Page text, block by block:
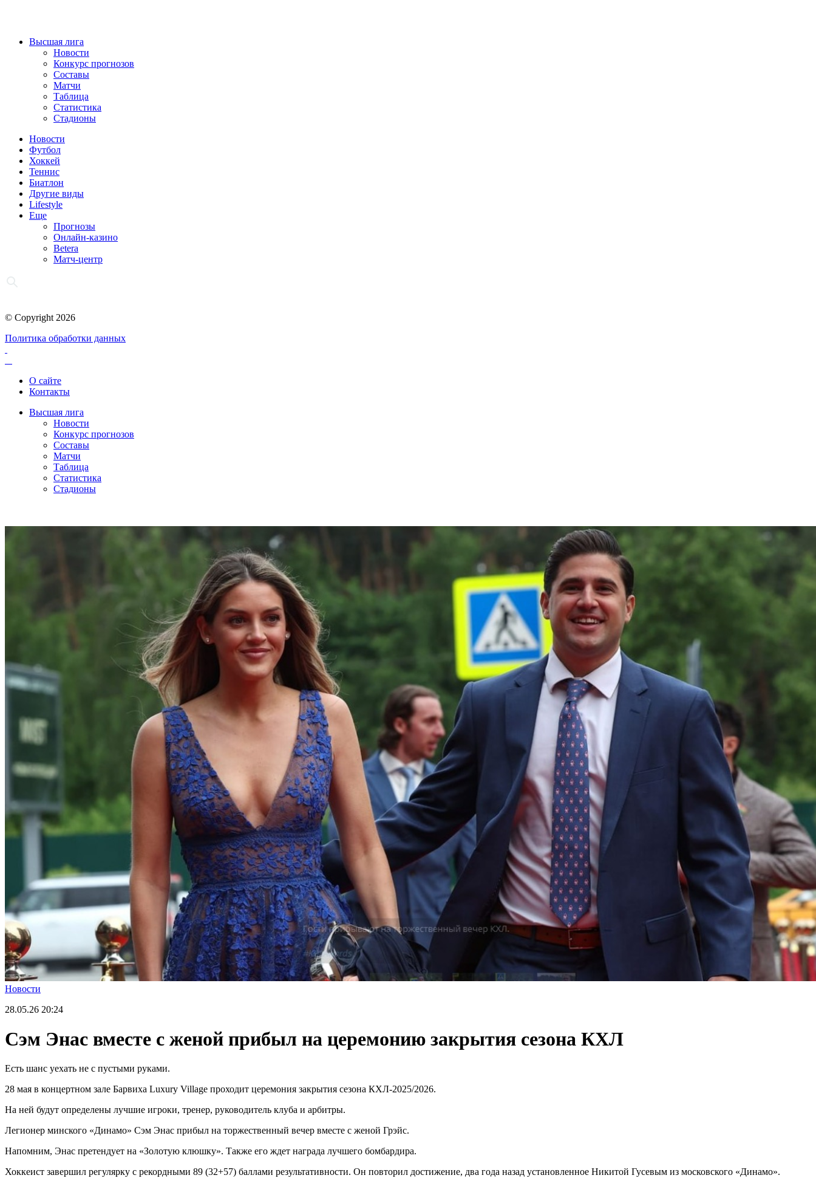
Высшая лига
Новости
Конкурс прогнозов
Составы
Матчи
Таблица
Статистика
Стадионы
Новости
Футбол
Хоккей
Теннис
Биатлон
Другие виды
Lifestyle
Еще
Прогнозы
Онлайн-казино
Betera
Матч-центр
© Copyright 2026
Политика обработки данных
О сайте
Контакты
Высшая лига
Новости
Конкурс прогнозов
Составы
Матчи
Таблица
Статистика
Стадионы
Новости
28.05.26 20:24
Сэм Энас вместе с женой прибыл на церемонию закрытия сезона КХЛ
Есть шанс уехать не с пустыми руками.
28 мая в концертном зале Барвиха Luxury Village проходит церемония закрытия сезона КХЛ-2025/2026.
На ней будут определены лучшие игроки, тренер, руководитель клуба и арбитры.
Легионер минского «Динамо» Сэм Энас прибыл на торжественный вечер вместе с женой Грэйс.
Напомним, Энас претендует на «Золотую клюшку». Также его ждет награда лучшего бомбардира.
Хоккеист завершил регулярку с рекордными 89 (32+57) баллами результативности. Он повторил достижение, два года назад установленное Никитой Гусевым из московского «Динамо».